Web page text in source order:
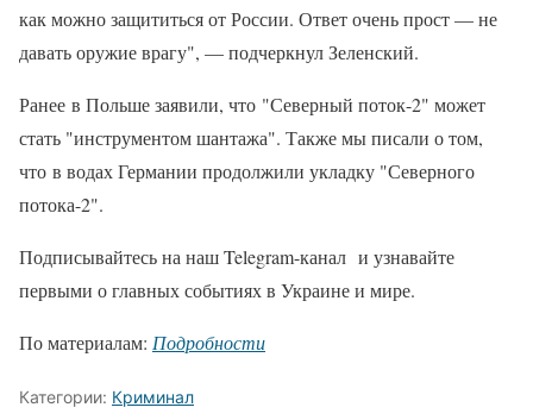
как можно защититься от России. Ответ очень прост — не
давать оружие врагу", — подчеркнул Зеленский.
Ранее в Польше заявили, что "Северный поток-2" может
стать "инструментом шантажа". Также мы писали о том,
что в водах Германии продолжили укладку "Северного
потока-2".
Подписывайтесь на наш Telegram-канал и узнавайте
первыми о главных событиях в Украине и мире.
По материалам: Подробности
Категории: Криминал